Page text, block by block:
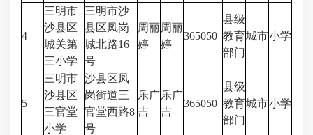
4
三明市
沙县区
城关第
三小学
三明市沙
县区凤岗
城北路16
号
周丽
婷
周丽
婷
365050
县级
教育
部门
城市小学
5
三明市
沙县区
三官堂
小学
沙县区凤
岗街道三
官堂西路8
号
乐广
吉
乐广
吉
365050
县级
教育
部门
城市小学